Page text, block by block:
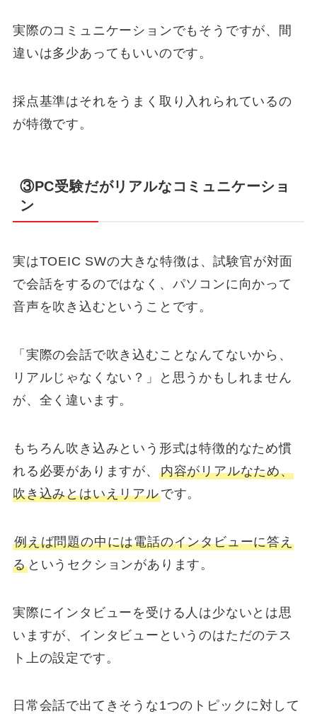
実際のコミュニケーションでもそうですが、間
違いは多少あってもいいのです。
採点基準はそれをうまく取り入れられているの
が特徴です。
③PC受験だがリアルなコミュニケーショ
ン
実はTOEIC SWの大きな特徴は、試験官が対面
で会話をするのではなく、パソコンに向かって
音声を吹き込むということです。
「実際の会話で吹き込むことなんてないから、
リアルじゃなくない？」と思うかもしれません
が、全く違います。
もちろん吹き込みという形式は特徴的なため慣
れる必要がありますが、 内容がリアルなため、
吹き込みとはいえリアルです。
例えば問題の中には電話のインタビューに答え
るというセクションがあります。
実際にインタビューを受ける人は少ないとは思
いますが、インタビューというのはただのテス
ト上の設定です。
日常会話で出てきそうな1つのトピックに対して